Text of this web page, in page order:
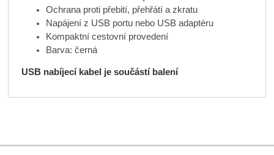
Ochrana proti přebití, přehřátí a zkratu
Napájení z USB portu nebo USB adaptéru
Kompaktní cestovní provedení
Barva: černá
USB nabíjecí kabel je součástí balení